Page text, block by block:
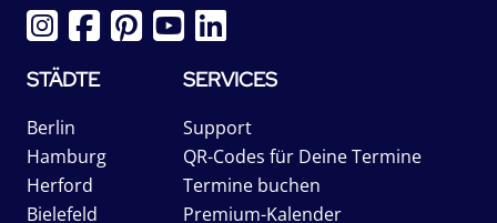
STÄDTE
Berlin
Hamburg
Herford
Bielefeld
SERVICES
Support
QR-Codes für Deine Termine
Termine buchen
Premium-Kalender